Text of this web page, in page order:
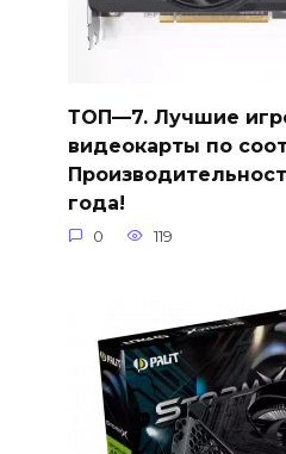
ТОП—7. Лучшие
видеокарты по
года!
0 119